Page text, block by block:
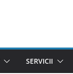
SERVICII